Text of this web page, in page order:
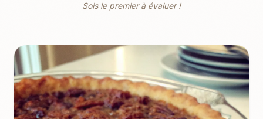
Sois le premier à évaluer !